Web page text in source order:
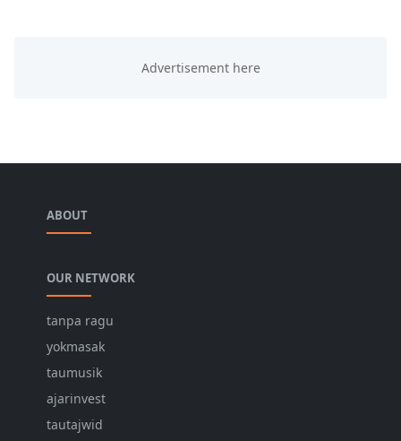
ABOUT
OUR NETWORK
tanpa ragu
yokmasak
taumusik
ajarinvest
tautajwid